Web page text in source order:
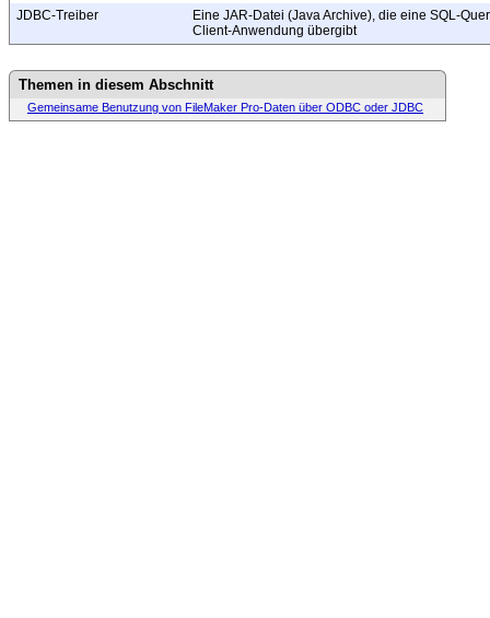
JDBC-Treiber
Eine JAR-Datei (Java Archive), die eine SQL-
Client-Anwendung übergibt
Themen in diesem Abschnitt
Gemeinsame Benutzung von FileMaker Pro-Daten über ODBC oder JDBC